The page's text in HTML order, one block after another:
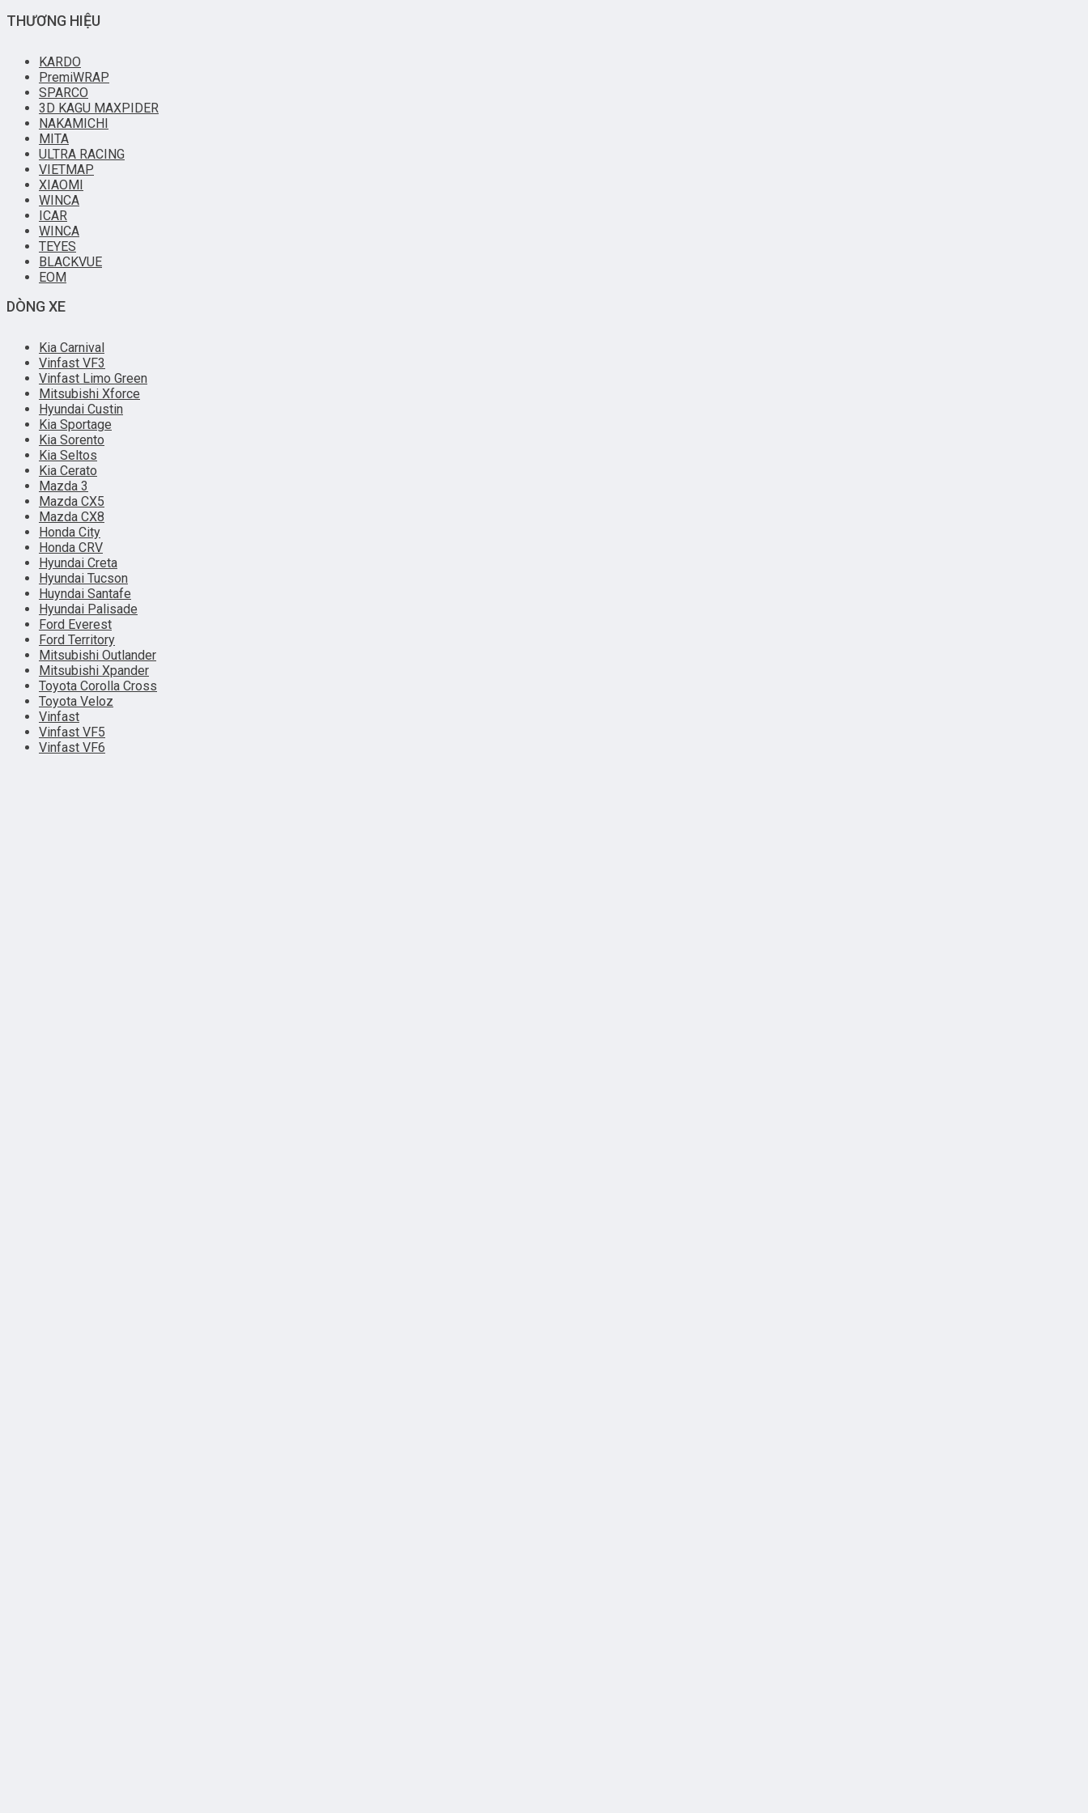
THƯƠNG HIỆU
KARDO
PremiWRAP
SPARCO
3D KAGU MAXPIDER
NAKAMICHI
MITA
ULTRA RACING
VIETMAP
XIAOMI
WINCA
ICAR
WINCA
TEYES
BLACKVUE
EOM
DÒNG XE
Kia Carnival
Vinfast VF3
Vinfast Limo Green
Mitsubishi Xforce
Hyundai Custin
Kia Sportage
Kia Sorento
Kia Seltos
Kia Cerato
Mazda 3
Mazda CX5
Mazda CX8
Honda City
Honda CRV
Hyundai Creta
Hyundai Tucson
Huyndai Santafe
Hyundai Palisade
Ford Everest
Ford Territory
Mitsubishi Outlander
Mitsubishi Xpander
Toyota Corolla Cross
Toyota Veloz
Vinfast
Vinfast VF5
Vinfast VF6